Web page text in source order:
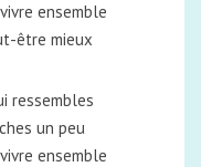
ensemble
être mieux
ressembles
un peu
ensemble